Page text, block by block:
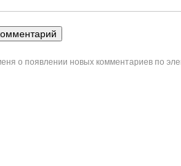
о появлении новых комментариев по